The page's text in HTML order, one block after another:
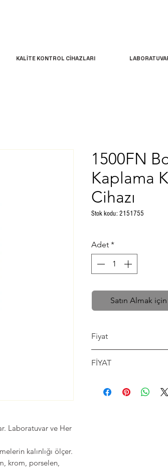
KALİTE KONTROL CİHAZLARI
Laboratuvar ve Her
kalınlığı ölçer.
krom, porselen,
1500FN
Kaplama
Cihazı
Stok kodu: 2151755
Adet *
Satın Almak
Fiyat
FİYAT